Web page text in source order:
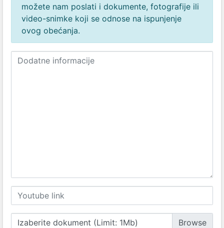
možete nam poslati i dokumente, fotografije ili
video-snimke koji se odnose na ispunjenje
ovog obećanja.
Izaberite dokument (Limit: 1Mb)